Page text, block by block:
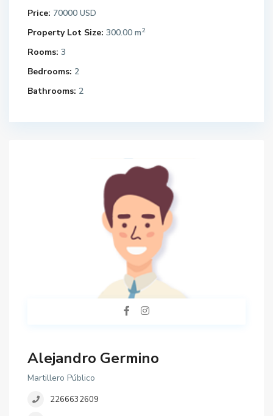
Price: 70000 USD
Property Lot Size: 300.00 m2
Rooms: 3
Bedrooms: 2
Bathrooms: 2
Alejandro Germino
Martillero Público
2266632609